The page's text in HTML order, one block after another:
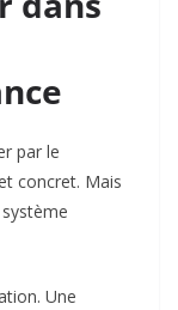
par le
concret. Mais
Une